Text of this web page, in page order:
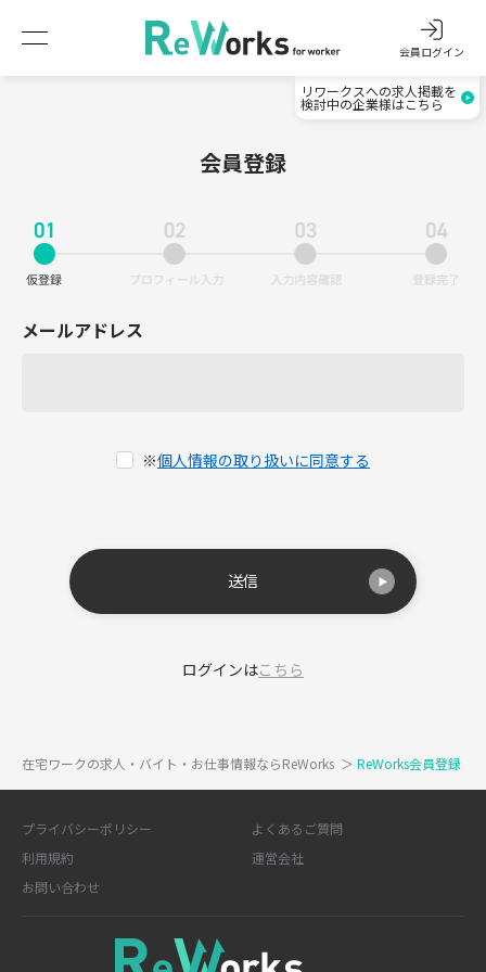
会員ログイン
リワークスへの求人掲載を
検討中の企業様はこちら
会員登録
メールアドレス
※個人情報の取り扱いに同意する
送信
ログインはこちら
在宅ワークの求人・バイト・お仕事情報ならReWorks ＞ ReWorks会員登録
プライバシーポリシー
よくあるご質問
利用規約
運営会社
お問い合わせ